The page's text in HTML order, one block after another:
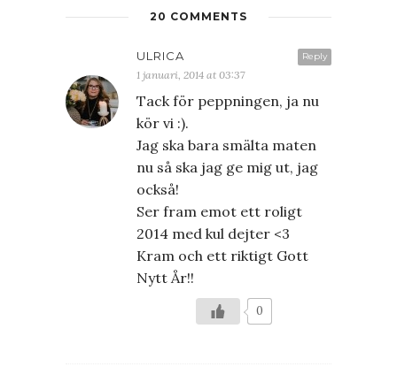
20 COMMENTS
Reply
ULRICA
1 januari, 2014 at 03:37
Tack för peppningen, ja nu
kör vi :).
Jag ska bara smälta maten
nu så ska jag ge mig ut, jag
också!
Ser fram emot ett roligt
2014 med kul dejter <3
Kram och ett riktigt Gott
Nytt År!!
0